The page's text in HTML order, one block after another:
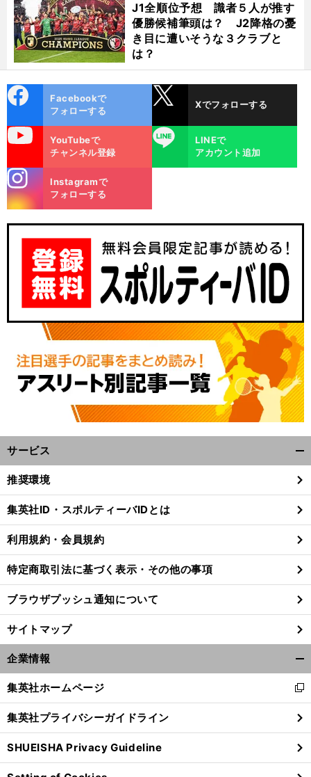
【
五
】
・
オ
？
」
J1全順位予想 識者５人が推す
優勝候補筆頭は？ J2降格の憂
き目に遭いそうな３クラブと
は？
ok
Facebookで
フォローする
Xでフォローする
YouTubeで
チャンネル登録
LINE
LINEで
アカウント追加
m
Instagramで
フォローする
サービス
閉
る
推奨環境
集英社ID・スポルティーバIDとは
利用規約・会員規約
特定商取引法に基づく表示・その他の事項
ブラウザプッシュ通知について
サイトマップ
企業情報
閉
る
集英社ホームページ
新
し
い
ウ
ィ
ン
集英社プライバシーガイドライン
SHUEISHA Privacy Guideline